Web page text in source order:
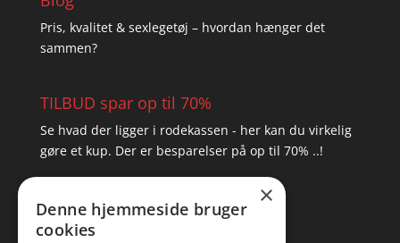
Pris, kvalitet & sexlegetøj – hvordan hænger det
sammen?
TILBUD spar op til 70%
Se hvad der ligger i rodekassen - her kan du virkelig
gøre et kup. Der er besparelser på op til 70% ..!
×
Denne hjemmeside bruger
cookies